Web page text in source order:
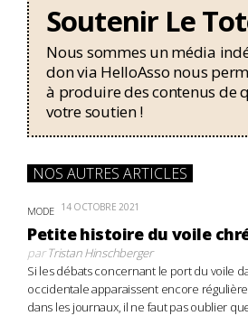
Soutenir Le
Nous sommes un média
don via HelloAsso nous
à produire des contenus de
votre soutien !
NOS AUTRES ARTICLES
MODE 14 OCTOBRE 2021
Petite histoire du voile
parTristan Hinschberger
Si les débats concernant le port du voile
occidentale apparaissent encore
dans les journaux, il ne faut pas oublier